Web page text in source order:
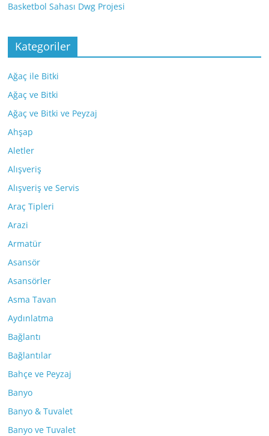
Basketbol Sahası Dwg Projesi
Kategoriler
Ağaç ile Bitki
Ağaç ve Bitki
Ağaç ve Bitki ve Peyzaj
Ahşap
Aletler
Alışveriş
Alışveriş ve Servis
Araç Tipleri
Arazi
Armatür
Asansör
Asansörler
Asma Tavan
Aydınlatma
Bağlantı
Bağlantılar
Bahçe ve Peyzaj
Banyo
Banyo & Tuvalet
Banyo ve Tuvalet